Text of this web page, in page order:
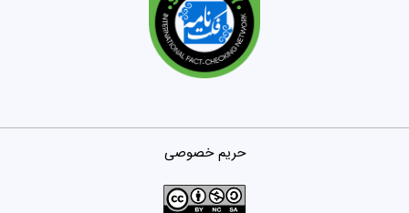
حریم خصوصی